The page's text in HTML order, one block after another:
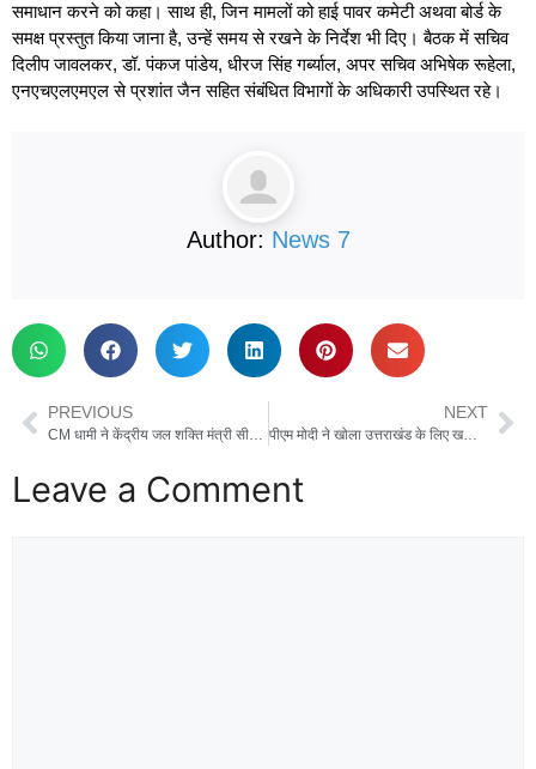
समाधान करने को कहा। साथ ही, जिन मामलों को हाई पावर कमेटी अथवा बोर्ड के
समक्ष प्रस्तुत किया जाना है, उन्हें समय से रखने के निर्देश भी दिए। बैठक में सचिव
दिलीप जावलकर, डॉ. पंकज पांडेय, धीरज सिंह गर्ब्याल, अपर सचिव अभिषेक रूहेला,
एनएचएलएमएल से प्रशांत जैन सहित संबंधित विभागों के अधिकारी उपस्थित रहे।
Author: News 7
PREVIOUS NEXT
पीएम मोदी ने खोला उत्तराखंड के लिए खजाना, हरिद्वार अर्धकुंभ के लिए जारी किया 500 करोड़ का बजट, सीएम धामी ने किया आभार व्यक्त
Leave a Comment